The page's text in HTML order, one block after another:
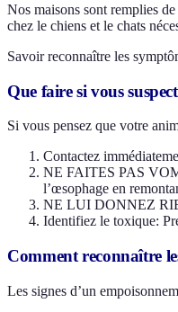
Nos maisons sont remplies
chez le chiens et le chats
Savoir reconnaître les
Que faire si vous
Si vous pensez que votre
Contactez
NE FAITES PAS
l’œsophage en
NE LUI DONNEZ
Identifiez le toxique:
Comment reconnaître
Les signes d’un